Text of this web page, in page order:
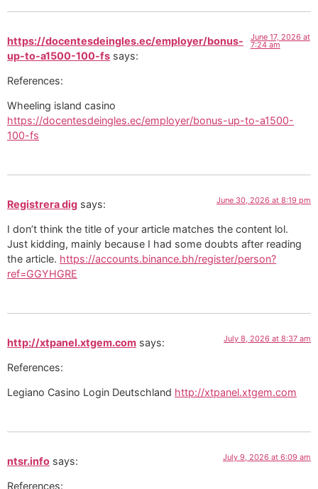
https://docentesdeingles.ec/employer/bonus-
up-to-a1500-100-fs says:
June 17, 2026 at
7:24 am
References:
Wheeling island casino
https://docentesdeingles.ec/employer/bonus-up-to-a1500-
100-fs
Registrera dig says: June 30, 2026 at 8:19 pm
I don’t think the title of your article matches the content lol.
Just kidding, mainly because I had some doubts after reading
the article. https://accounts.binance.bh/register/person?
ref=GGYHGRE
http://xtpanel.xtgem.com says: July 8, 2026 at 8:37 am
References:
Legiano Casino Login Deutschland http://xtpanel.xtgem.com
ntsr.info says: July 9, 2026 at 6:09 am
References: